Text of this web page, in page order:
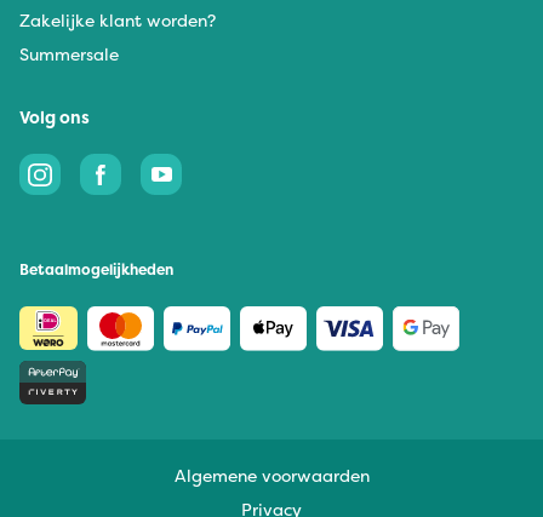
Zakelijke klant worden?
Summersale
Volg ons
Betaalmogelijkheden
Algemene voorwaarden
Privacy